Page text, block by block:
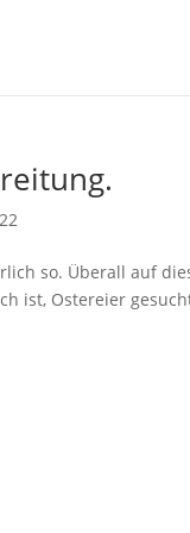
so. Überall auf
ist, Ostereier